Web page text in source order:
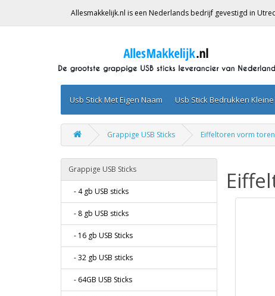
Allesmakkelijk.nl is een Nederlands bedrijf gevestigd in
Usb Stick Met Eigen Naam Usb Stick Bedrukken
Grappige USB Sticks Eiffeltoren vorm
Grappige USB Sticks
- 4 gb USB sticks
- 8 gb USB sticks
- 16 gb USB Sticks
- 32 gb USB sticks
- 64GB USB Sticks